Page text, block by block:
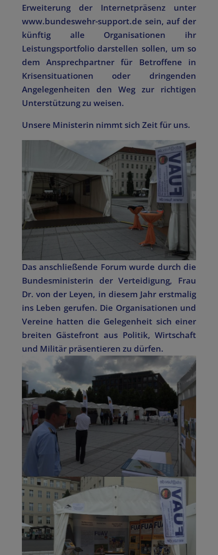
Erweiterung der Internetpräsenz unter
www.bundeswehr-support.de sein, auf der
künftig alle Organisationen ihr
Leistungsportfolio darstellen sollen, um so
dem Ansprechpartner für Betroffene in
Krisensituationen oder dringenden
Angelegenheiten den Weg zur richtigen
Unterstützung zu weisen.
Unsere Ministerin nimmt sich Zeit für uns.
Das anschließende Forum wurde durch die
Bundesministerin der Verteidigung, Frau
Dr. von der Leyen, in diesem Jahr erstmalig
ins Leben gerufen. Die Organisationen und
Vereine hatten die Gelegenheit sich einer
breiten Gästefront aus Politik, Wirtschaft
und Militär präsentieren zu dürfen.